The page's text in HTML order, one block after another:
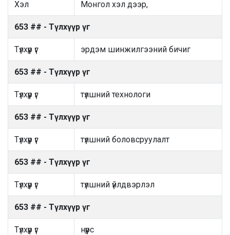
Хэл Монгол хэл дээр,
653 ## - Түлхүүр үг
Түлхүүр үг эрдэм шинжилгээний бичиг
653 ## - Түлхүүр үг
Түлхүүр үг түлшний технологи
653 ## - Түлхүүр үг
Түлхүүр үг түлшний боловсруулалт
653 ## - Түлхүүр үг
Түлхүүр үг түлшний үйлдвэрлэл
653 ## - Түлхүүр үг
Түлхүүр үг нүүрс